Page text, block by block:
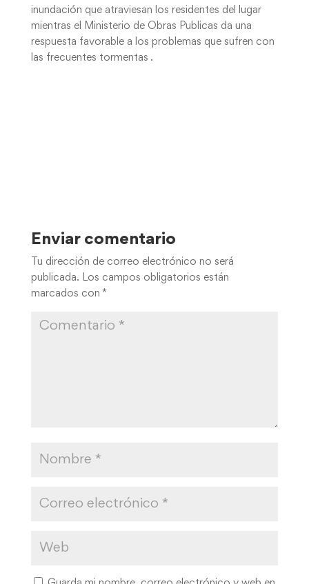
inundación que atraviesan los residentes del lugar
mientras el Ministerio de Obras Publicas da una
respuesta favorable a los problemas que sufren con
las frecuentes tormentas .
Enviar comentario
Tu dirección de correo electrónico no será
publicada. Los campos obligatorios están
marcados con *